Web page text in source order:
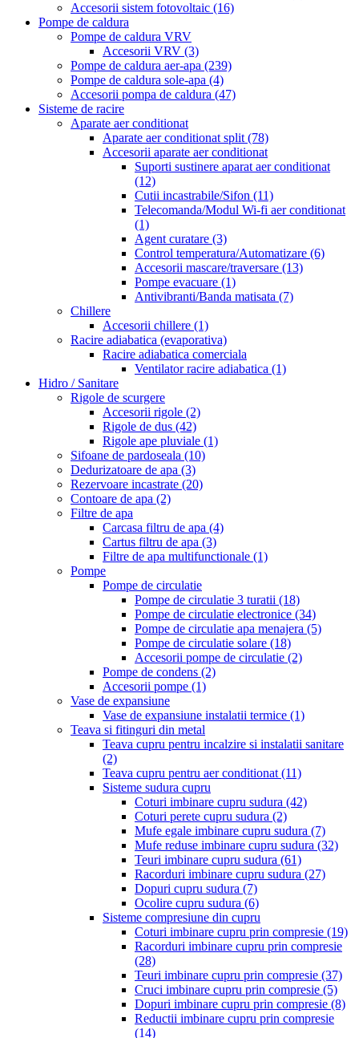
Accesorii sistem fotovoltaic (16)
Pompe de caldura
Pompe de caldura VRV
Accesorii VRV (3)
Pompe de caldura aer-apa (239)
Pompe de caldura sole-apa (4)
Accesorii pompa de caldura (47)
Sisteme de racire
Aparate aer conditionat
Aparate aer conditionat split (78)
Accesorii aparate aer conditionat
Suporti sustinere aparat aer conditionat
(12)
Cutii incastrabile/Sifon (11)
Telecomanda/Modul Wi-fi aer conditionat
(1)
Agent curatare (3)
Control temperatura/Automatizare (6)
Accesorii mascare/traversare (13)
Pompe evacuare (1)
Antivibranti/Banda matisata (7)
Chillere
Accesorii chillere (1)
Racire adiabatica (evaporativa)
Racire adiabatica comerciala
Ventilator racire adiabatica (1)
Hidro / Sanitare
Rigole de scurgere
Accesorii rigole (2)
Rigole de dus (42)
Rigole ape pluviale (1)
Sifoane de pardoseala (10)
Dedurizatoare de apa (3)
Rezervoare incastrate (20)
Contoare de apa (2)
Filtre de apa
Carcasa filtru de apa (4)
Cartus filtru de apa (3)
Filtre de apa multifunctionale (1)
Pompe
Pompe de circulatie
Pompe de circulatie 3 turatii (18)
Pompe de circulatie electronice (34)
Pompe de circulatie apa menajera (5)
Pompe de circulatie solare (18)
Accesorii pompe de circulatie (2)
Pompe de condens (2)
Accesorii pompe (1)
Vase de expansiune
Vase de expansiune instalatii termice (1)
Teava si fitinguri din metal
Teava cupru pentru incalzire si instalatii sanitare
(2)
Teava cupru pentru aer conditionat (11)
Sisteme sudura cupru
Coturi imbinare cupru sudura (42)
Coturi perete cupru sudura (2)
Mufe egale imbinare cupru sudura (7)
Mufe reduse imbinare cupru sudura (32)
Teuri imbinare cupru sudura (61)
Racorduri imbinare cupru sudura (27)
Dopuri cupru sudura (7)
Ocolire cupru sudura (6)
Sisteme compresiune din cupru
Coturi imbinare cupru prin compresie (19)
Racorduri imbinare cupru prin compresie
(28)
Teuri imbinare cupru prin compresie (37)
Cruci imbinare cupru prin compresie (5)
Dopuri imbinare cupru prin compresie (8)
Reductii imbinare cupru prin compresie
(14)